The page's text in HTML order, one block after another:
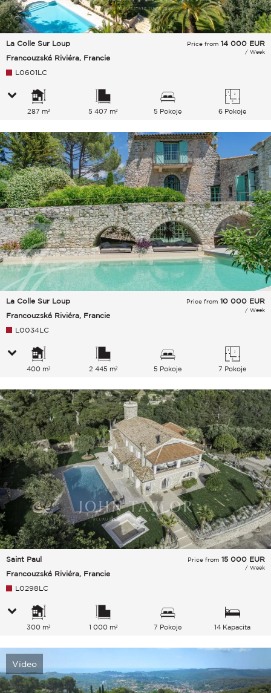
La Colle Sur Loup
Francouzská Riviéra, Francie
Price from 14 000 EUR
/ Week
L0601LC
287 m² 5 407 m² 5 Pokoje 6 Pokoje
La Colle Sur Loup
Francouzská Riviéra, Francie
Price from 10 000 EUR
/ Week
L0034LC
400 m² 2 445 m² 5 Pokoje 7 Pokoje
Saint Paul
Francouzská Riviéra, Francie
Price from 15 000 EUR
/ Week
L0298LC
300 m² 1 000 m² 7 Pokoje 14 Kapacita
Video